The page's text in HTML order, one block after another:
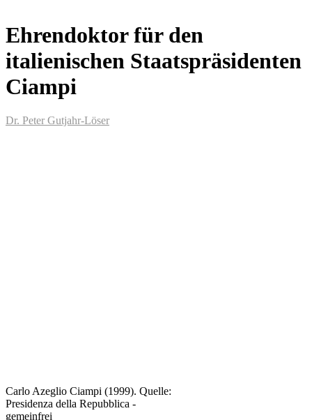
Ehrendoktor für den
italienischen Staatspräsidenten
Ciampi
Dr. Peter Gutjahr-Löser
Carlo Azeglio Ciampi (1999). Quelle:
Presidenza della Repubblica -
gemeinfrei